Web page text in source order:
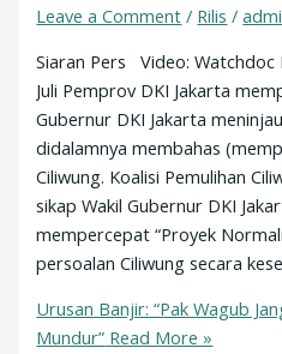
Leave a Comment / Rilis /
Siaran Pers Video: Watchdoc
Juli Pemprov DKI Jakarta
Gubernur DKI Jakarta
didalamnya membahas
Ciliwung. Koalisi Pemulihan
sikap Wakil Gubernur DKI
mempercepat “Proyek
persoalan Ciliwung secara
Urusan Banjir: “Pak Wagub
Mundur” Read More »